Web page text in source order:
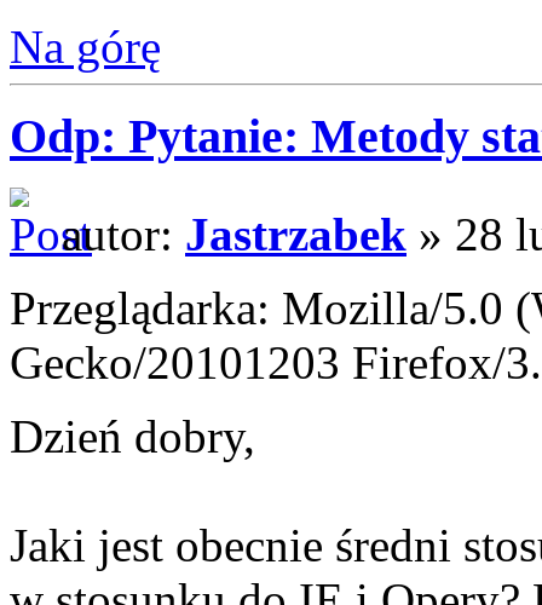
Na górę
Odp: Pytanie: Metody
autor: Jastrzabek » 28
Przeglądarka: Mozilla/5.0
Gecko/20101203 Firefox/
Dzień dobry,
Jaki jest obecnie średni